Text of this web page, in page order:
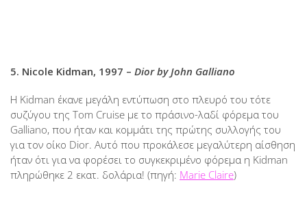
5. Nicole Kidman, 1997 – Dior by John Galliano
Η Kidman έκανε μεγάλη εντύπωση στο πλευρό του τότε
συζύγου της Tom Cruise με το πράσινο-λαδί φόρεμα του
Galliano, που ήταν και κομμάτι της πρώτης συλλογής του
για τον οίκο Dior. Αυτό που προκάλεσε μεγαλύτερη αίσθηση
ήταν ότι για να φορέσει το συγκεκριμένο φόρεμα η Kidman
πληρώθηκε 2 εκατ. δολάρια! (πηγή: Marie Claire)